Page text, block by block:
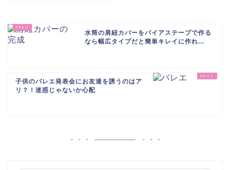
水筒の肩紐カバーをバイアステープで作る
なら幅広タイプだと簡単キレイに作れ...
子供のバレエ発表会にお友達を誘うのはア
リ？！迷惑じゃないか心配